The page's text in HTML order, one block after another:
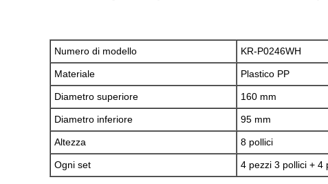
Numero di modello KR-P0246WH
Materiale Plastico PP
Diametro superiore 160 mm
Diametro inferiore 95 mm
Altezza 8 pollici
Ogni set 4 pezzi 3 pollici + 4